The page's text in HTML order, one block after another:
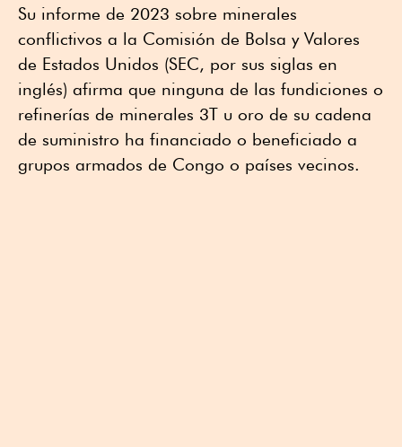
Su informe de 2023 sobre minerales
conflictivos a la Comisión de Bolsa y Valores
de Estados Unidos (SEC, por sus siglas en
inglés) afirma que ninguna de las fundiciones o
refinerías de minerales 3T u oro de su cadena
de suministro ha financiado o beneficiado a
grupos armados de Congo o países vecinos.